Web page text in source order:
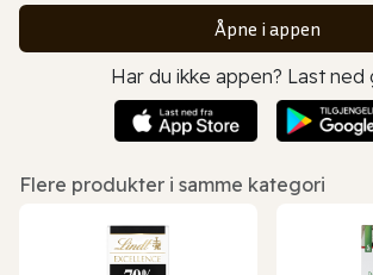
Åpne i appen
Har du ikke appen? Last ned
Flere produkter i samme kategori